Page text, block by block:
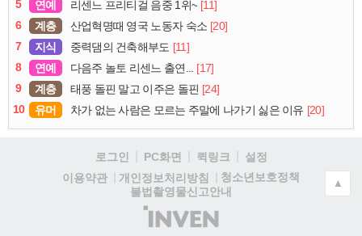
5
연예 리센느 프리티걸 음중 1위~ [11]
6
계층 산업혁명때 영국 노동자 숙소 [20]
7
지식 중력댐의 건축해부도 [11]
8
연예 다음주 놀토 리센느 출연...
[17]
9
계층 태풍 돌핀 말고 이주은 돌핀 [24]
10
유머 차가 없는 사람은 모르는 주말에 나가기 싫은 이유 [20]
로그인 PC화면 퀵링크
설정
이용약관
개인정보처리방침
청소년보호정책
불법촬영물신고안내
(주)
인
▲